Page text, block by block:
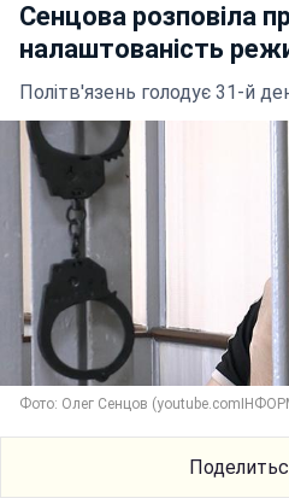
Сенцова розповіла
налаштованість
Політв'язень голодує 31-й
Фото: Олег Сенцов